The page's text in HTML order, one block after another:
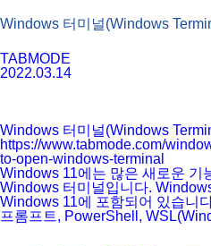
Windows 터미널(Windows
TABMODE
2022.03.14
Windows 터미널(Windows
https://www.tabmode.com/
to-open-windows-terminal
Windows 11에는 많은 새로운
Windows 터미널입니다.
Windows 11에 포함되어 있습니
프롬프트, PowerShell,